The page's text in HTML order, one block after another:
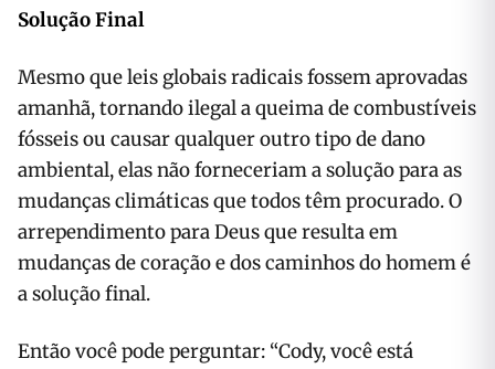
Solução Final
Mesmo que leis globais radicais fossem aprovadas
amanhã, tornando ilegal a queima de combustíveis
fósseis ou causar qualquer outro tipo de dano
ambiental, elas não forneceriam a solução para as
mudanças climáticas que todos têm procurado. O
arrependimento para Deus que resulta em
mudanças de coração e dos caminhos do homem é
a solução final.
Então você pode perguntar: “Cody, você está